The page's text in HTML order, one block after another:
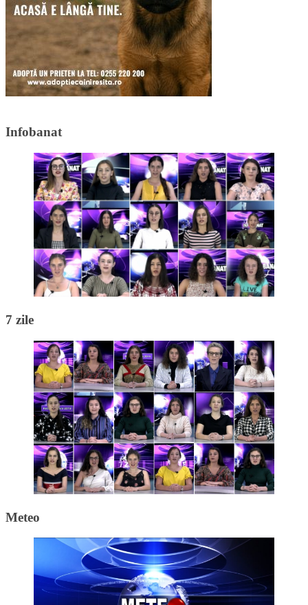
Infobanat
7 zile
Meteo